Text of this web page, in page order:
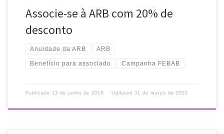
Associe-se à ARB com 20% de
desconto
Anuidade da ARB ARB
Benefício para associado Campanha FEBAB
Publicado 13 de junho de 2018 Updated 31 de março de 2020